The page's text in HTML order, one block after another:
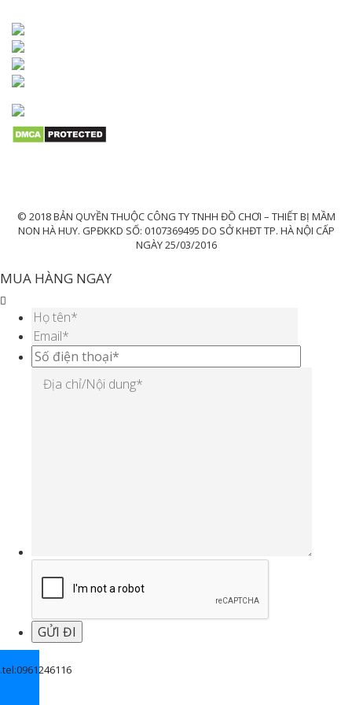
© 2018 BẢN QUYỀN THUỘC CÔNG TY TNHH ĐỒ CHƠI – THIẾT BỊ MẦM
NON HÀ HUY. GPĐKKD SỐ: 0107369495 DO SỞ KHĐT TP. HÀ NỘI CẤP
NGÀY 25/03/2016
MUA HÀNG NGAY
.tel:0961246116